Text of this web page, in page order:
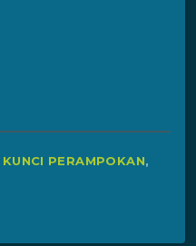
KUNCI PERAMPOKAN,